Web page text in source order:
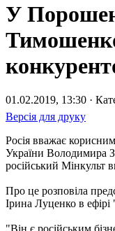
У
01.02.2019, 13:30 ·
Версія для друку
Росія вважає
України Володимира
російський Мінкульт
Про це розповіла
Ірина Луценко в
"Він є російським